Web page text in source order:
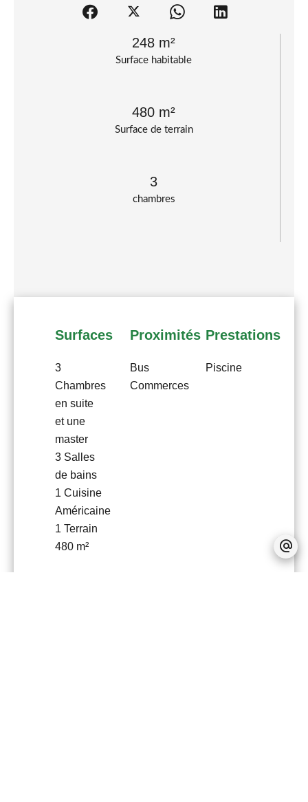
Surface habitable
248 m²
Surface de terrain
480 m²
chambres
3
Surfaces
3
Chambres
en suite
et une
master
3 Salles
de bains
1 Cuisine
Américaine
1 Terrain
480 m²
Proximités
Bus
Commerces
Prestations
Piscine